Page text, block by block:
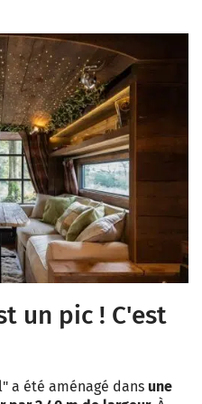
un pic ! C'est
a été aménagé dans une